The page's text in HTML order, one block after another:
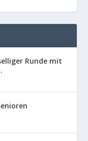
Runde mit